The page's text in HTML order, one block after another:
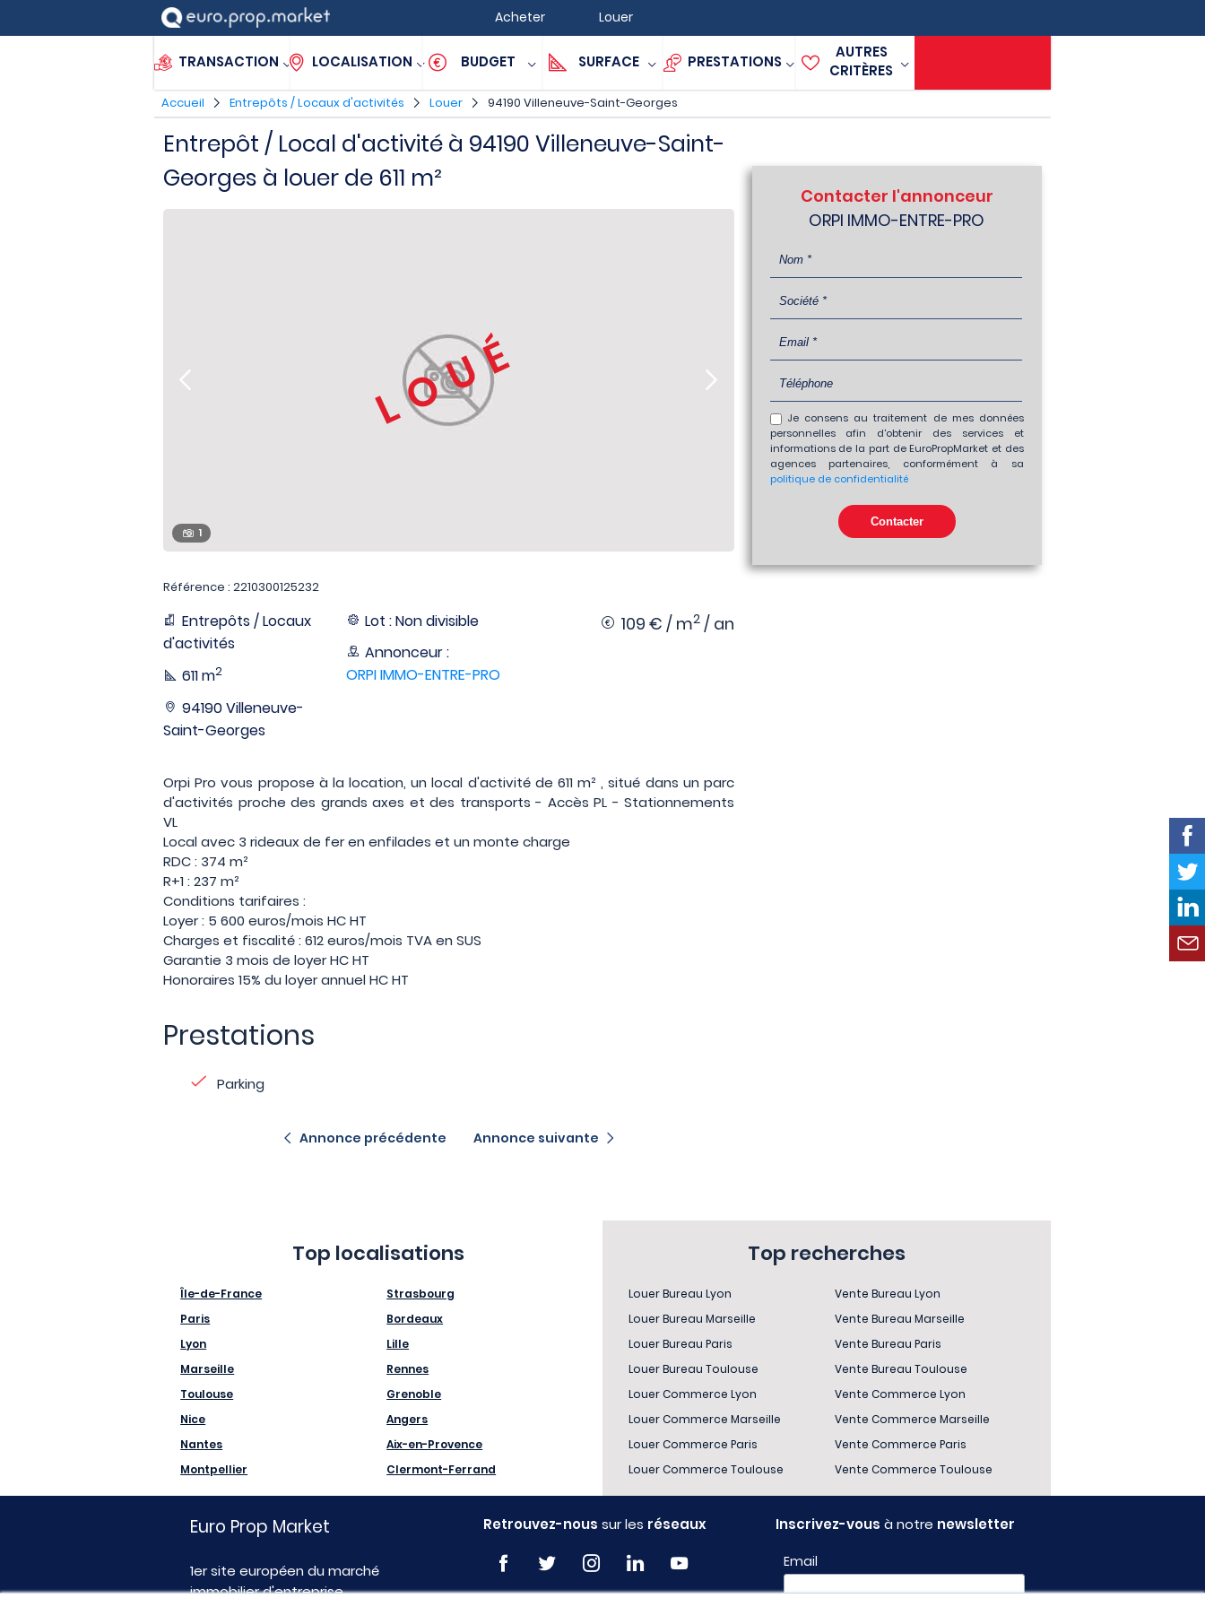
Acheter Louer
TRANSACTION LOCALISATION BUDGET SURFACE PRESTATIONS
AUTRES
CRITÈRES
Accueil Entrepôts / Locaux d'activités Louer 94190 Villeneuve-Saint-Georges
Entrepôt / Local d'activité à 94190 Villeneuve-Saint-
Georges à louer de 611 m²
LOUÉ
1
Référence : 2210300125232
Entrepôts / Locaux
d'activités
611 m2
94190 Villeneuve-
Saint-Georges
Lot : Non divisible
Annonceur :
ORPI IMMO-ENTRE-PRO
109 € / m2/ an
Orpi Pro vous propose à la location, un local d'activité de 611 m² , situé dans un parc
d'activités proche des grands axes et des transports - Accès PL - Stationnements
VL
Local avec 3 rideaux de fer en enfilades et un monte charge
RDC : 374 m²
R+1 : 237 m²
Conditions tarifaires :
Loyer : 5 600 euros/mois HC HT
Charges et fiscalité : 612 euros/mois TVA en SUS
Garantie 3 mois de loyer HC HT
Honoraires 15% du loyer annuel HC HT
Prestations
Parking
Annonce précédente Annonce suivante
Contacter l'annonceur
ORPI IMMO-ENTRE-PRO
Je consens au traitement de mes données
personnelles afin d'obtenir des services et
informations de la part de EuroPropMarket et des
agences partenaires, conformément à sa
politique de confidentialité
Top localisations
Île-de-France
Paris
Lyon
Marseille
Toulouse
Nice
Nantes
Montpellier
Strasbourg
Bordeaux
Lille
Rennes
Grenoble
Angers
Aix-en-Provence
Clermont-Ferrand
Top recherches
Louer Bureau Lyon
Louer Bureau Marseille
Louer Bureau Paris
Louer Bureau Toulouse
Louer Commerce Lyon
Louer Commerce Marseille
Louer Commerce Paris
Louer Commerce Toulouse
Vente Bureau Lyon
Vente Bureau Marseille
Vente Bureau Paris
Vente Bureau Toulouse
Vente Commerce Lyon
Vente Commerce Marseille
Vente Commerce Paris
Vente Commerce Toulouse
Euro Prop Market
1er site européen du marché
immobilier d'entreprise
Retrouvez-nous sur les réseaux Inscrivez-vous à notre newsletter
Email